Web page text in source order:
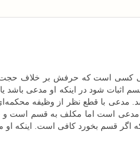
است که حرفش بر خلاف حجت
شود در اینکه او مدعی باشد
مدعی با قطع نظر از وظیفه
مدعی است اما مکلف به قسم است
اگر قسم بخورد کافی است.